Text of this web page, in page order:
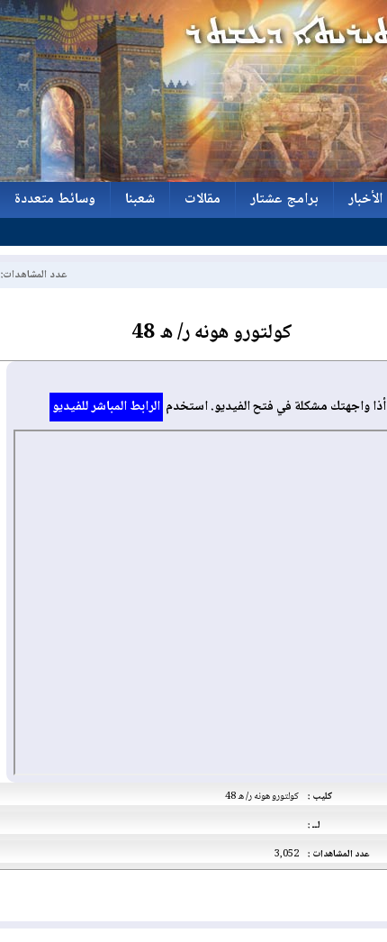
الأخبار
برامج عشتار
مقالات
شعبنا
وسائط متعددة
عدد المشاهدات: 24502597
كولتورو هونه ر/ ه 48
أذا واجهتك مشكلة في فتح الفيديو. استخدم الرابط المباشر للفيديو
كولتورو هونه ر/ ه 48 كليب :
لــ :
3,052 عدد المشاهدات :